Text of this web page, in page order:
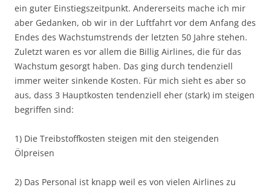
ein guter Einstiegszeitpunkt. Andererseits mache ich mir
aber Gedanken, ob wir in der Luftfahrt vor dem Anfang des
Endes des Wachstumstrends der letzten 50 Jahre stehen.
Zuletzt waren es vor allem die Billig Airlines, die für das
Wachstum gesorgt haben. Das ging durch tendenziell
immer weiter sinkende Kosten. Für mich sieht es aber so
aus, dass 3 Hauptkosten tendenziell eher (stark) im steigen
begriffen sind:
1) Die Treibstoffkosten steigen mit den steigenden
Ölpreisen
2) Das Personal ist knapp weil es von vielen Airlines zu